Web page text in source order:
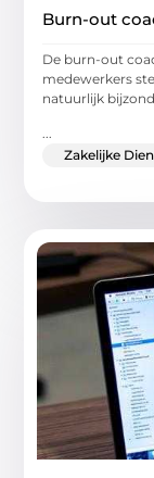
Burn-out
De burn-out
medewerkers
natuurlijk
...
Zakelijke